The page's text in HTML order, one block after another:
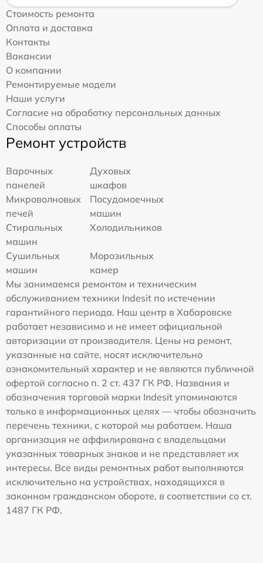
Стоимость ремонта
Оплата и доставка
Контакты
Вакансии
О компании
Ремонтируемые модели
Наши услуги
Согласие на обработку персональных данных
Способы оплаты
Ремонт устройств
Варочных
панелей
Духовых
шкафов
Микроволновых
печей
Посудомоечных
машин
Стиральных
машин
Холодильников
Сушильных
машин
Морозильных
камер
Мы занимаемся ремонтом и техническим
обслуживанием техники Indesit по истечении
гарантийного периода. Наш центр в Хабаровске
работает независимо и не имеет официальной
авторизации от производителя. Цены на ремонт,
указанные на сайте, носят исключительно
ознакомительный характер и не являются публичной
офертой согласно п. 2 ст. 437 ГК РФ. Названия и
обозначения торговой марки Indesit упоминаются
только в информационных целях — чтобы обозначить
перечень техники, с которой мы работаем. Наша
организация не аффилирована с владельцами
указанных товарных знаков и не представляет их
интересы. Все виды ремонтных работ выполняются
исключительно на устройствах, находящихся в
законном гражданском обороте, в соответствии со ст.
1487 ГК РФ.